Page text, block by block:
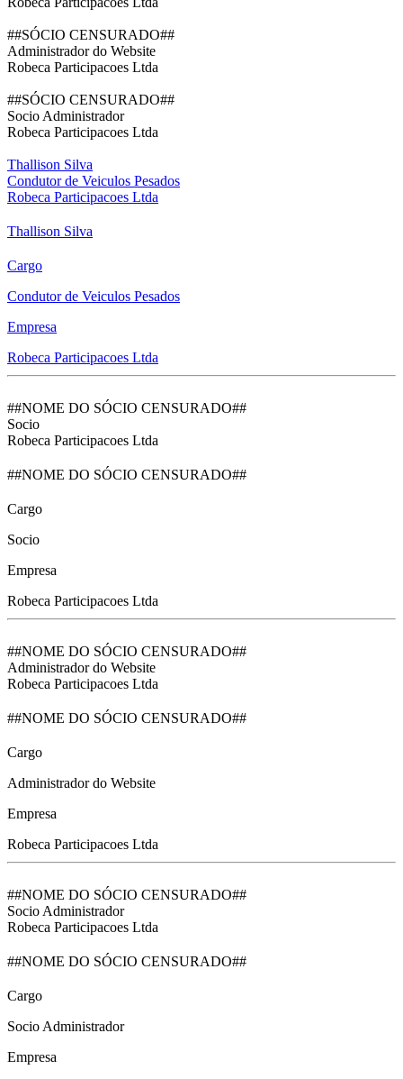
##SÓCIO CENSURADO##
Administrador do Website
Robeca Participacoes Ltda
##SÓCIO CENSURADO##
Socio Administrador
Robeca Participacoes Ltda
Thallison Silva
Condutor de Veiculos Pesados
Robeca Participacoes Ltda
Thallison Silva
Cargo
Condutor de Veiculos Pesados
Empresa
Robeca Participacoes Ltda
##NOME DO SÓCIO CENSURADO##
Socio
Robeca Participacoes Ltda
##NOME DO SÓCIO CENSURADO##
Cargo
Socio
Empresa
Robeca Participacoes Ltda
##NOME DO SÓCIO CENSURADO##
Administrador do Website
Robeca Participacoes Ltda
##NOME DO SÓCIO CENSURADO##
Cargo
Administrador do Website
Empresa
Robeca Participacoes Ltda
##NOME DO SÓCIO CENSURADO##
Socio Administrador
Robeca Participacoes Ltda
##NOME DO SÓCIO CENSURADO##
Cargo
Socio Administrador
Empresa